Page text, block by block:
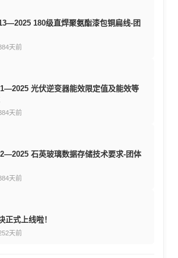
180级直焊聚氨酯漆包铜扁线-团
天前
光伏逆变器能效限定值及能效等
天前
石英玻璃数据存储技术要求-团体
天前
正式上线啦！
天前